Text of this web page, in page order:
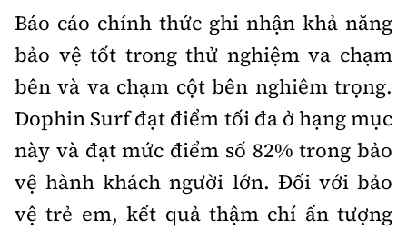
Báo cáo chính thức ghi nhận khả năng
bảo vệ tốt trong thử nghiệm va chạm
bên và va chạm cột bên nghiêm trọng.
Dophin Surf đạt điểm tối đa ở hạng mục
này và đạt mức điểm số 82% trong bảo
vệ hành khách người lớn. Đối với bảo
vệ trẻ em, kết quả thậm chí ấn tượng